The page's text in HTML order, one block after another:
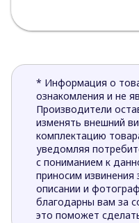
* Информация о
ознакомления и не
Производители
изменять внешний
комплектацию
уведомляя
с пониманием к
приносим
описании и
благодарны вам за
это поможет